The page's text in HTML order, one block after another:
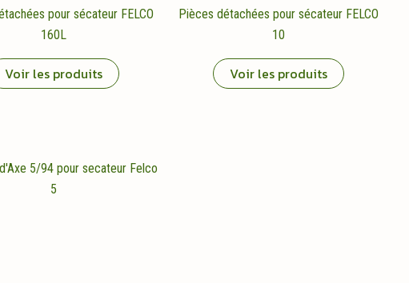
pour sécateur FELCO
160L
Voir les produits
Pièces détachées pour sécateur FELCO
10
Voir les produits